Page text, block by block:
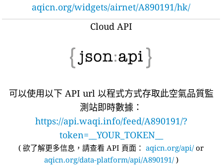
aqicn.org/widgets/airnet/A890191/hk/
Cloud API
可以使用以下 API url 以程式方式存取此空氣品質監
測站即時數據：
https://api.waqi.info/feed/A890191/?
token=__YOUR_TOKEN__
( 欲了解更多信息，請查看 API 頁面： aqicn.org/api/or
aqicn.org/data-platform/api/A890191/)